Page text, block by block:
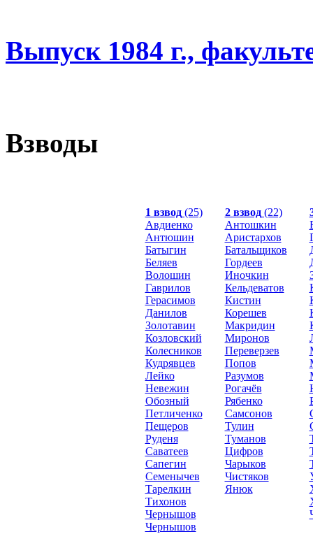
Выпуск 1984 г.,
Взводы
1 взвод(25)
Авдиенко
Антюшин
Батыгин
Беляев
Волошин
Гаврилов
Герасимов
Данилов
Золотавин
Козловский
Колесников
Кудрявцев
Лейко
Невежин
Обозный
Петличенко
Пещеров
Руденя
Саватеев
Сапегин
Семенычев
Тарелкин
Тихонов
Чернышов
Чернышов
2 взвод(22)
Антошкин
Аристархов
Батальщиков
Гордеев
Иночкин
Кельдеватов
Кистин
Корешев
Макридин
Миронов
Переверзев
Попов
Разумов
Рогачёв
Рябенко
Самсонов
Тулин
Туманов
Цифров
Чарыков
Чистяков
Янюк